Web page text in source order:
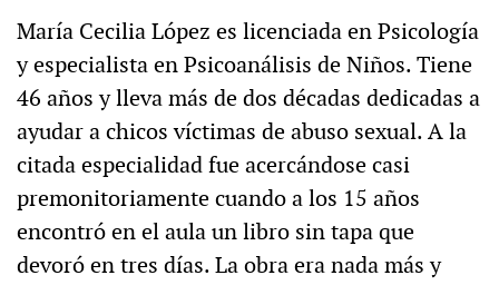
María Cecilia López es licenciada en Psicología
y especialista en Psicoanálisis de Niños. Tiene
46 años y lleva más de dos décadas dedicadas a
ayudar a chicos víctimas de abuso sexual. A la
citada especialidad fue acercándose casi
premonitoriamente cuando a los 15 años
encontró en el aula un libro sin tapa que
devoró en tres días. La obra era nada más y